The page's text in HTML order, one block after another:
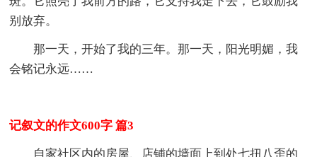
别放弃。
那一天，开始了我的三年。那一天，阳光明媚，我
会铭记永远……
记叙文的作文600字 篇3
自家社区内的房屋、店铺的墙面上到处七扭八歪的